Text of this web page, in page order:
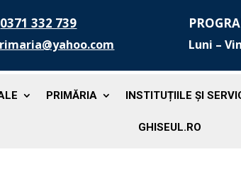
0371 332 739
Luni –
PRIMĂRIA INSTITUȚIILE ȘI
GHISEUL.RO